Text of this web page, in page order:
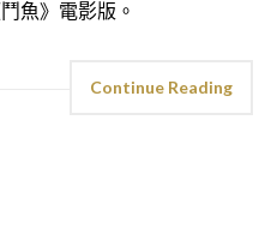
魚》電影版。
Continue Reading